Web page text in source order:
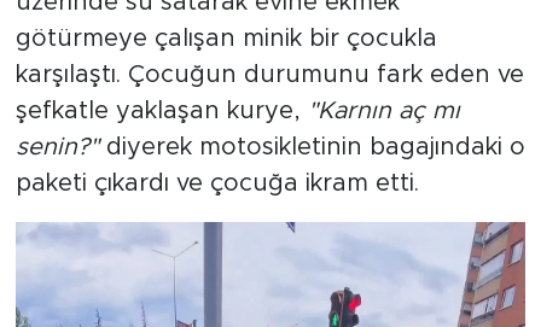
götürmeye çalışan minik bir çocukla
karşılaştı. Çocuğun durumunu fark eden ve
şefkatle yaklaşan kurye, "Karnın aç mı
senin?"diyerek motosikletinin bagajındaki o
paketi çıkardı ve çocuğa ikram etti.